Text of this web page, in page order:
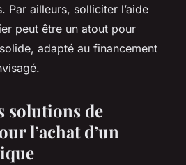
Par ailleurs, solliciter l’aide
peut être un atout pour
adapté au financement
solutions de
l’achat d’un